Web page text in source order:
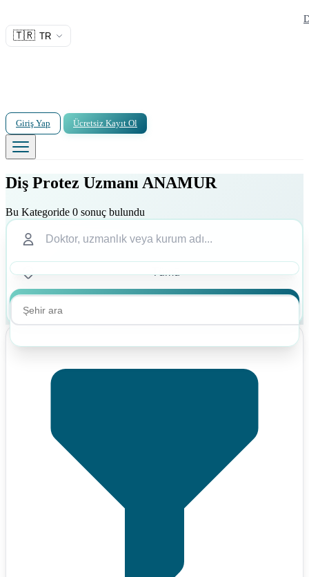
🇹🇷 TR
Giriş Yap Ücretsiz Kayıt Ol
Diş Protez Uzmanı ANAMUR
Bu Kategoride 0 sonuç bulundu